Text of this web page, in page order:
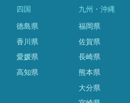
四国
徳島県
香川県
愛媛県
高知県
九州・沖縄
福岡県
佐賀県
長崎県
熊本県
大分県